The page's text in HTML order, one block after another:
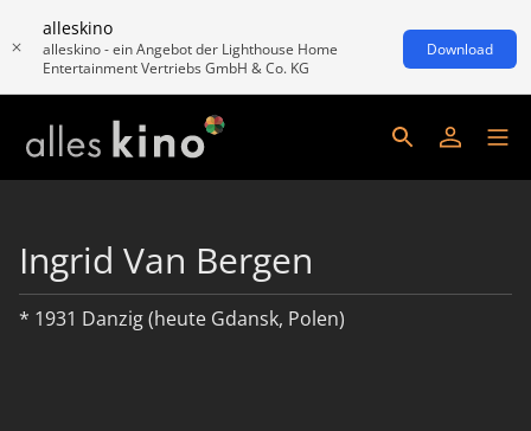
alleskino
alleskino - ein Angebot der Lighthouse Home
Entertainment Vertriebs GmbH & Co. KG
Download
Ingrid Van Bergen
* 1931 Danzig (heute Gdansk, Polen)